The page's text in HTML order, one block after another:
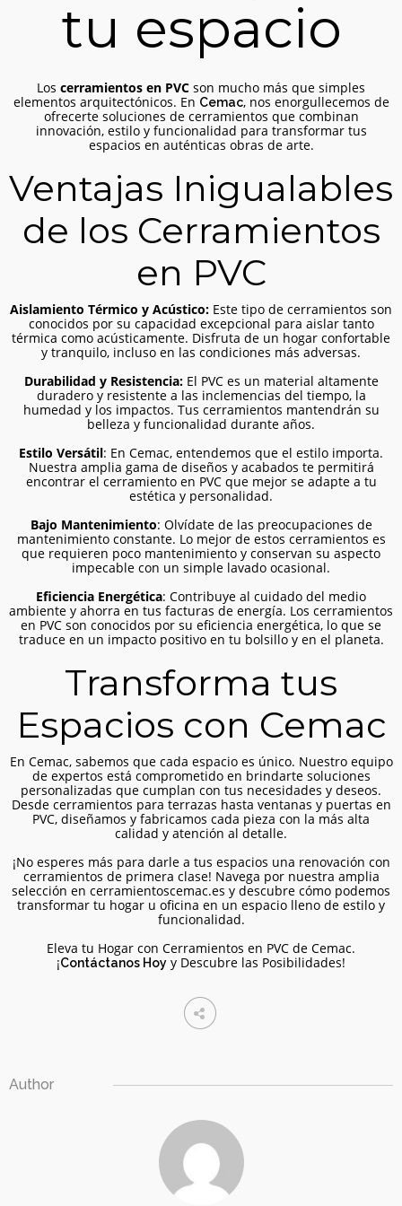
29
¿VENTANA DE PVC O
Cerramiento de jardín en
vivienda unifamiliar
Cerramientos
cristalera contínua
Cerramientos
Cambio de ventanas con
fachada curva
Ventanas
Cerramiento de ático en
tu espacio
Los cerramientos en PVC son mucho más que simples
elementos arquitectónicos. En Cemac, nos enorgullecemos de
ofrecerte soluciones de cerramientos que combinan
innovación, estilo y funcionalidad para transformar tus
espacios en auténticas obras de arte.
Ventajas Inigualables
de los Cerramientos
en PVC
Aislamiento Térmico y Acústico: Este tipo de cerramientos son
conocidos por su capacidad excepcional para aislar tanto
térmica como acústicamente. Disfruta de un hogar confortable
y tranquilo, incluso en las condiciones más adversas.
Durabilidad y Resistencia:El PVC es un material altamente
duradero y resistente a las inclemencias del tiempo, la
humedad y los impactos. Tus cerramientos mantendrán su
belleza y funcionalidad durante años.
Estilo Versátil: En Cemac, entendemos que el estilo importa.
Nuestra amplia gama de diseños y acabados te permitirá
encontrar el cerramiento en PVC que mejor se adapte a tu
estética y personalidad.
Bajo Mantenimiento: Olvídate de las preocupaciones de
mantenimiento constante. Lo mejor de estos cerramientos es
que requieren poco mantenimiento y conservan su aspecto
impecable con un simple lavado ocasional.
Eficiencia Energética: Contribuye al cuidado del medio
ambiente y ahorra en tus facturas de energía. Los cerramientos
en PVC son conocidos por su eficiencia energética, lo que se
traduce en un impacto positivo en tu bolsillo y en el planeta.
Transforma tus
Espacios con Cemac
En Cemac, sabemos que cada espacio es único. Nuestro equipo
de expertos está comprometido en brindarte soluciones
personalizadas que cumplan con tus necesidades y deseos.
Desde cerramientos para terrazas hasta ventanas y puertas en
PVC, diseñamos y fabricamos cada pieza con la más alta
calidad y atención al detalle.
¡No esperes más para darle a tus espacios una renovación con
cerramientos de primera clase! Navega por nuestra amplia
selección en cerramientoscemac.es y descubre cómo podemos
transformar tu hogar u oficina en un espacio lleno de estilo y
funcionalidad.
Eleva tu Hogar con Cerramientos en PVC de Cemac.
¡Contáctanos Hoy y Descubre las Posibilidades!
Author